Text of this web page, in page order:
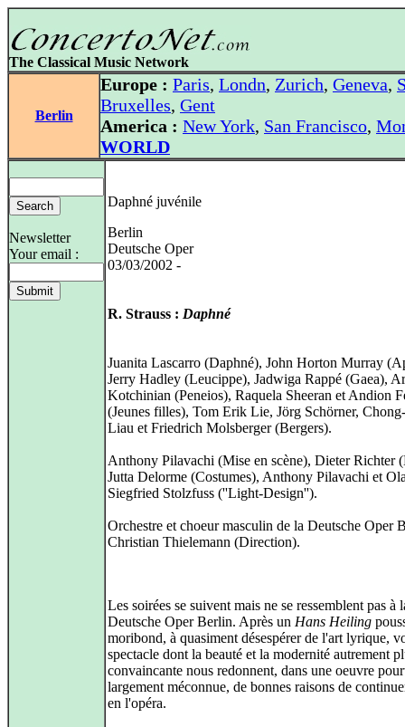
The Classical Music Network
Berlin
Europe : Paris, Londn, Zurich, Geneva,
Bruxelles, Gent
America : New York, San Francisco,
WORLD
Newsletter
Your email :
Daphné juvénile
Berlin
Deutsche Oper
03/03/2002 -
R. Strauss : Daphné
Juanita Lascarro (Daphné), John Horton Murray
Jerry Hadley (Leucippe), Jadwiga Rappé (Gaea),
Kotchinian (Peneios), Raquela Sheeran et Andion
(Jeunes filles), Tom Erik Lie, Jörg Schörner,
Liau et Friedrich Molsberger (Bergers).
Anthony Pilavachi (Mise en scène), Dieter Richter
Jutta Delorme (Costumes), Anthony Pilavachi et
Siegfried Stolzfuss (''Light-Design'').
Orchestre et choeur masculin de la Deutsche Oper
Christian Thielemann (Direction).
Les soirées se suivent mais ne se ressemblent pas à
Deutsche Oper Berlin. Après un Hans Heiling
moribond, à quasiment désespérer de l'art lyrique,
spectacle dont la beauté et la modernité autrement
convaincante nous redonnent, dans une oeuvre
largement méconnue, de bonnes raisons de
en l'opéra.